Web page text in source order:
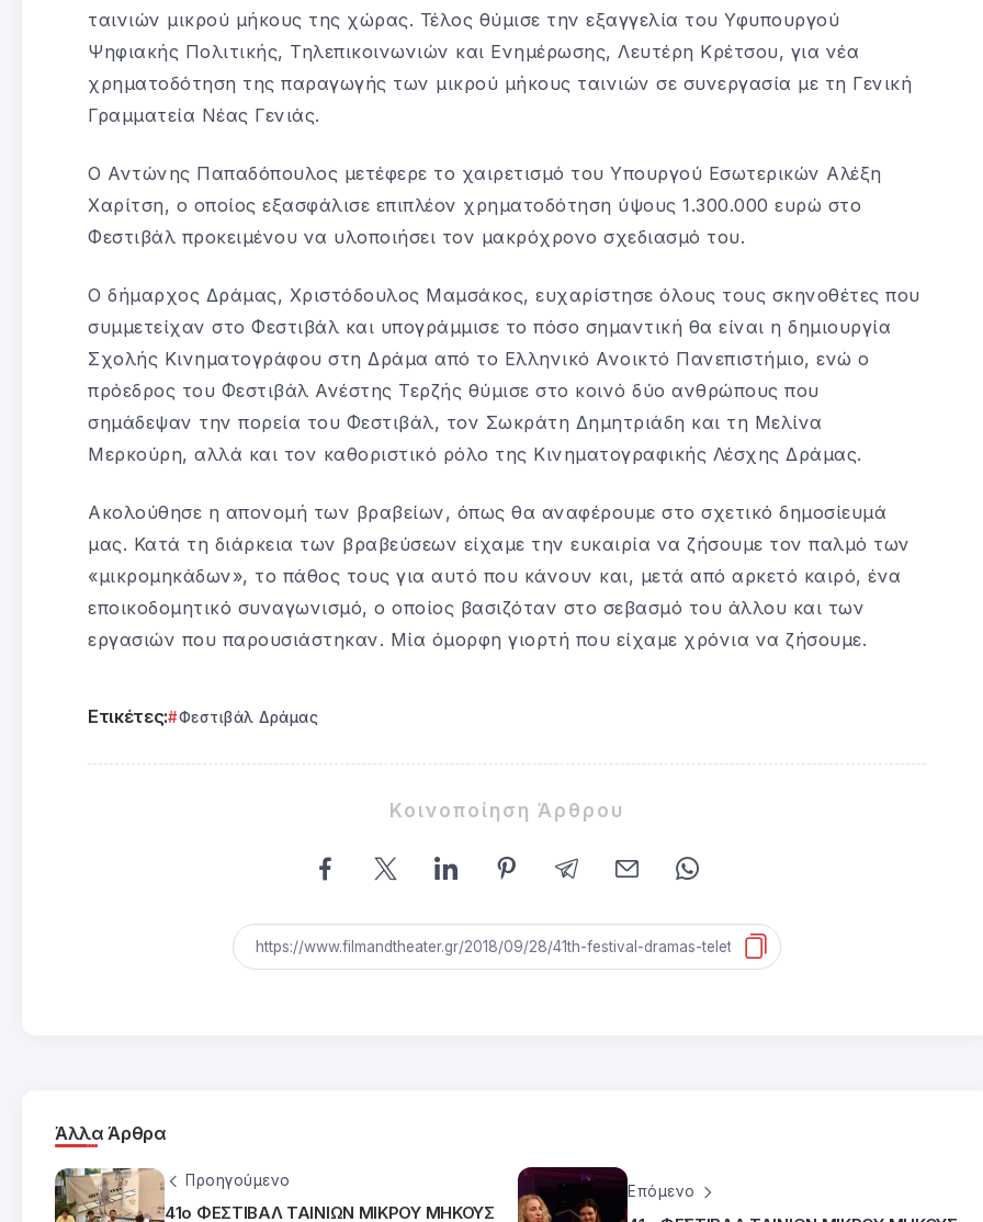
ταινιών μικρού μήκους της χώρας. Τέλος θύμισε την εξαγγελία του Υφυπουργού
Ψηφιακής Πολιτικής, Τηλεπικοινωνιών και Ενημέρωσης, Λευτέρη Κρέτσου, για νέα
χρηματοδότηση της παραγωγής των μικρού μήκους ταινιών σε συνεργασία με τη Γενική
Γραμματεία Νέας Γενιάς.
Ο Αντώνης Παπαδόπουλος μετέφερε το χαιρετισμό του Υπουργού Εσωτερικών Αλέξη
Χαρίτση, ο οποίος εξασφάλισε επιπλέον χρηματοδότηση ύψους 1.300.000 ευρώ στο
Φεστιβάλ προκειμένου να υλοποιήσει τον μακρόχρονο σχεδιασμό του.
Ο δήμαρχος Δράμας, Χριστόδουλος Μαμσάκος, ευχαρίστησε όλους τους σκηνοθέτες που
συμμετείχαν στο Φεστιβάλ και υπογράμμισε το πόσο σημαντική θα είναι η δημιουργία
Σχολής Κινηματογράφου στη Δράμα από το Ελληνικό Ανοικτό Πανεπιστήμιο, ενώ ο
πρόεδρος του Φεστιβάλ Ανέστης Τερζής θύμισε στο κοινό δύο ανθρώπους που
σημάδεψαν την πορεία του Φεστιβάλ, τον Σωκράτη Δημητριάδη και τη Μελίνα
Μερκούρη, αλλά και τον καθοριστικό ρόλο της Κινηματογραφικής Λέσχης Δράμας.
Ακολούθησε η απονομή των βραβείων, όπως θα αναφέρουμε στο σχετικό δημοσίευμά
μας. Κατά τη διάρκεια των βραβεύσεων είχαμε την ευκαιρία να ζήσουμε τον παλμό των
«μικρομηκάδων», το πάθος τους για αυτό που κάνουν και, μετά από αρκετό καιρό, ένα
εποικοδομητικό συναγωνισμό, ο οποίος βασιζόταν στο σεβασμό του άλλου και των
εργασιών που παρουσιάστηκαν. Μία όμορφη γιορτή που είχαμε χρόνια να ζήσουμε.
Ετικέτες: Φεστιβάλ Δράμας
Κοινοποίηση Άρθρου
Άλλα Άρθρα
Προηγούμενο
41ο ΦΕΣΤΙΒΑΛ ΤΑΙΝΙΩΝ ΜΙΚΡΟΥ ΜΗΚΟΥΣ
Επόμενο